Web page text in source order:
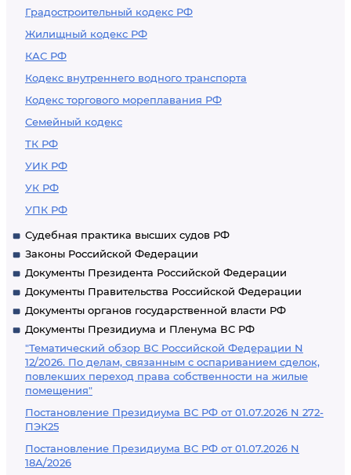
Градостроительный кодекс РФ
Жилищный кодекс РФ
КАС РФ
Кодекс внутреннего водного транспорта
Кодекс торгового мореплавания РФ
Семейный кодекс
ТК РФ
УИК РФ
УК РФ
УПК РФ
Судебная практика высших судов РФ
Законы Российской Федерации
Документы Президента Российской Федерации
Документы Правительства Российской Федерации
Документы органов государственной власти РФ
Документы Президиума и Пленума ВС РФ
"Тематический обзор ВС Российской Федерации N
12/2026. По делам, связанным с оспариванием сделок,
повлекших переход права собственности на жилые
помещения"
Постановление Президиума ВС РФ от 01.07.2026 N 272-
ПЭК25
Постановление Президиума ВС РФ от 01.07.2026 N
18А/2026